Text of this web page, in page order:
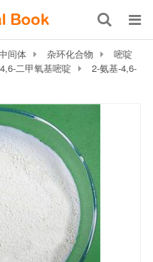
间体 杂环化合物
嘧啶
二甲氧基嘧啶
2-氨基-4,6-